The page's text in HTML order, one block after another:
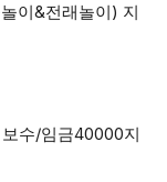
이&전래놀이) 지
수/임금40000지